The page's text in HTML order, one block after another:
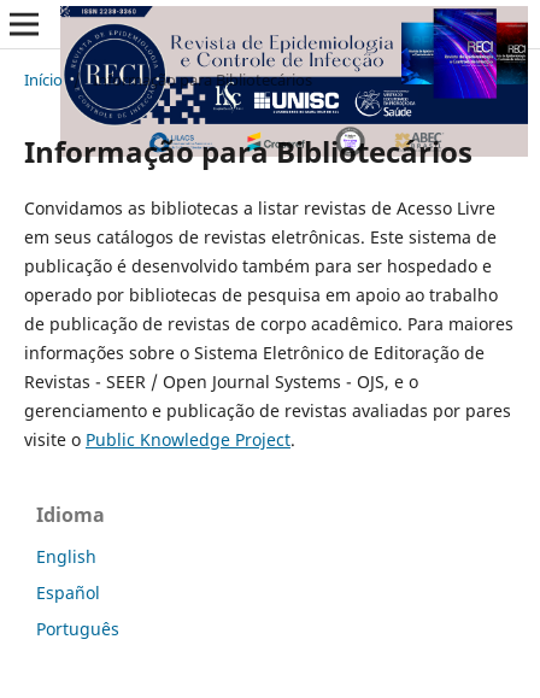
Início / Informação para Bibliotecários
Informação para Bibliotecários
Convidamos as bibliotecas a listar revistas de Acesso Livre
em seus catálogos de revistas eletrônicas. Este sistema de
publicação é desenvolvido também para ser hospedado e
operado por bibliotecas de pesquisa em apoio ao trabalho
de publicação de revistas de corpo acadêmico. Para maiores
informações sobre o Sistema Eletrônico de Editoração de
Revistas - SEER / Open Journal Systems - OJS, e o
gerenciamento e publicação de revistas avaliadas por pares
visite o Public Knowledge Project.
Idioma
English
Español
Português